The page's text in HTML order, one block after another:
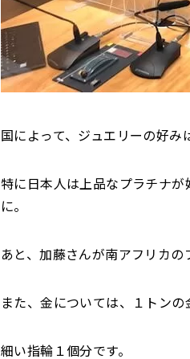
国によって、ジュエリーの好み
特に日本人は上品なプラチナ
に。
あと、加藤さんが南アフリカの
また、金については、１トンの
細い指輪１個分です。